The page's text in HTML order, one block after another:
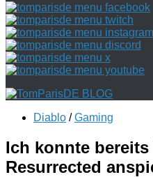
Diablo / Gaming
Ich konnte bereits
Resurrected